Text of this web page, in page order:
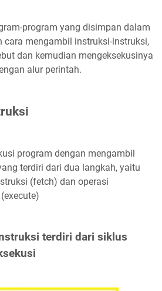
program yang disimpan dalam
cara mengambil instruksi-instruksi,
dan kemudian mengeksekusinya
alur perintah.
program dengan mengambil
terdiri dari dua langkah, yaitu
(fetch) dan operasi
terdiri dari siklus